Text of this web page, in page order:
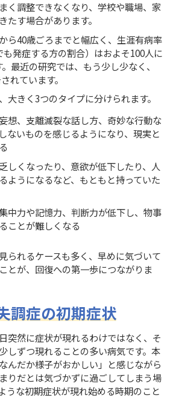
く調整できなくなり、学校や職場、家
たす場合があります。
ら40歳ごろまでと幅広く、生涯有病率
も発症する方の割合）はおよそ100人に
最近の研究では、もう少し少なく、
れています。
大きく3つのタイプに分けられます。
想、支離滅裂な話し方、奇妙な行動な
ないものを感じるようになり、現実と
しくなったり、意欲が低下したり、人
ようになるなど、もともと持っていた
中力や記憶力、判断力が低下し、物事
ことが難しくなる
られるケースも多く、早めに気づいて
とが、回復への第一歩につながりま
調症の初期症状
突然に症状が現れるわけではなく、そ
しずつ現れることの多い病気です。本
んだか様子がおかしい」と感じながら
りだとは気づかずに過ごしてしまう場
うな初期症状が現れ始める時期のこと